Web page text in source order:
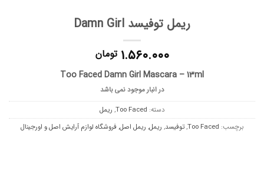
ریمل توفیسد Damn Girl
۱.۵۶۰.۰۰۰ تومان
Too Faced Damn Girl Mascara – 13ml
در انبار موجود نمی باشد
دسته: Too Faced
, ریمل
برچسب: Too Faced
,توفیسد, ریمل, ریمل اصل, فروشگاه لوازم آرایش اصل و اورجینال